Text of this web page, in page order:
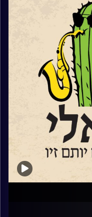
מגוונים.
את המציאות, ואינו
פשוטה: העתיד
– אלא דבר שיוצרים
ויצטום, עם
"גונדי".
מוזיקה חדשה